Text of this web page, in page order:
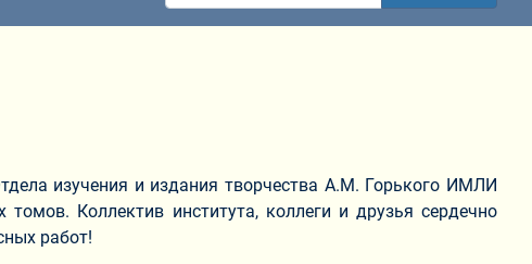
изучения и издания творчества А.М. Горького ИМЛИ
Коллектив института, коллеги и друзья сердечно
работ!